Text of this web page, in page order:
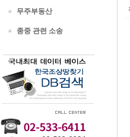
무주부동산
종중 관련 소송